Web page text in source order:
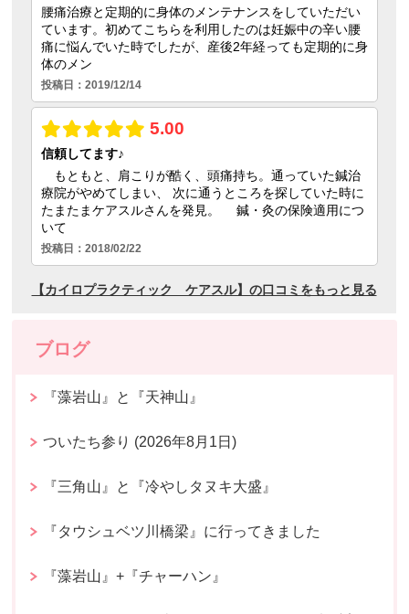
ブログ
『藻岩山』と『天神山』
ついたち参り (2026年8月1日)
『三角山』と『冷やしタヌキ大盛』
『タウシュベツ川橋梁』に行ってきました
『藻岩山』+『チャーハン』